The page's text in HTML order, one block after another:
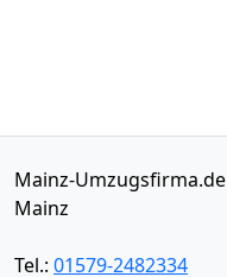
Mainz-Umzugsfirma.de
Mainz
Tel.: 01579-2482334